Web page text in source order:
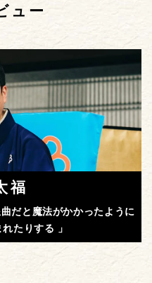
ュー
福
だと魔法がかかったように
たりする 」